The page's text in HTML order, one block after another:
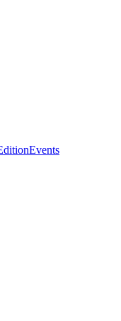
Events